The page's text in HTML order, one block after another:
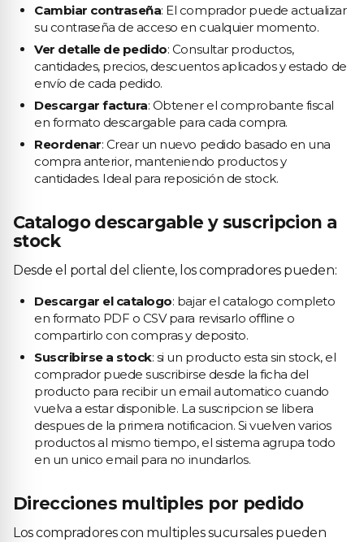
Cambiar contraseña: El comprador puede actualizar
su contraseña de acceso en cualquier momento.
Ver detalle de pedido: Consultar productos,
cantidades, precios, descuentos aplicados y estado de
envío de cada pedido.
Descargar factura: Obtener el comprobante fiscal
en formato descargable para cada compra.
Reordenar: Crear un nuevo pedido basado en una
compra anterior, manteniendo productos y
cantidades. Ideal para reposición de stock.
Catalogo descargable y suscripcion a
stock
Desde el portal del cliente, los compradores pueden:
Descargar el catalogo: bajar el catalogo completo
en formato PDF o CSV para revisarlo offline o
compartirlo con compras y deposito.
Suscribirse a stock: si un producto esta sin stock, el
comprador puede suscribirse desde la ficha del
producto para recibir un email automatico cuando
vuelva a estar disponible. La suscripcion se libera
despues de la primera notificacion. Si vuelven varios
productos al mismo tiempo, el sistema agrupa todo
en un unico email para no inundarlos.
Direcciones multiples por pedido
Los compradores con multiples sucursales pueden